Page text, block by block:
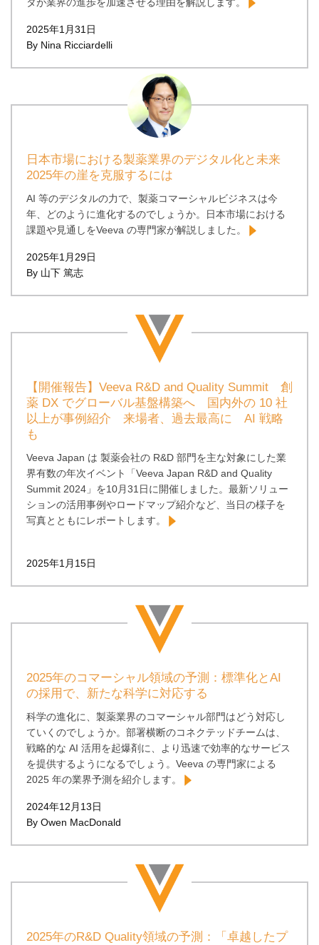
2025年1月31日
By Nina Ricciardelli
日本市場における製薬業界のデジタル化と未来
2025年の崖を克服するには
AI 等のデジタルの力で、製薬コマーシャルビジネスは今
年、どのように進化するのでしょうか。日本市場における
課題や見通しをVeeva の専門家が解説しました。
2025年1月29日
By 山下 篤志
【開催報告】Veeva R&D and Quality Summit 創
薬 DX でグローバル基盤構築へ 国内外の 10 社
以上が事例紹介 来場者、過去最高に AI 戦略
も
Veeva Japan は 製薬会社の R&D 部門を主な対象にした業
界有数の年次イベント「Veeva Japan R&D and Quality
Summit 2024」を10月31日に開催しました。最新ソリュー
ションの活用事例やロードマップ紹介など、当日の様子を
写真とともにレポートします。
2025年1月15日
2025年のコマーシャル領域の予測：標準化とAI
の採用で、新たな科学に対応する
科学の進化に、製薬業界のコマーシャル部門はどう対応し
ていくのでしょうか。部署横断のコネクテッドチームは、
戦略的な AI 活用を起爆剤に、より迅速で効率的なサービス
を提供するようになるでしょう。Veeva の専門家による
2025 年の業界予測を紹介します。
2024年12月13日
By Owen MacDonald
2025年のR&D Quality領域の予測：「卓越したプ